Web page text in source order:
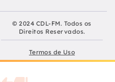
© 2024 CDL-FM. Todos os
Direitos Reservados.
Termos de Uso